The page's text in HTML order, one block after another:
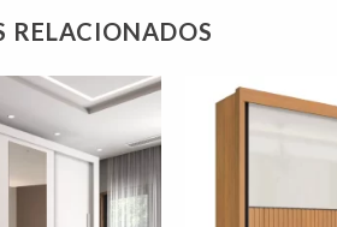
RELACIONADOS
Adicionar
à lista de
desejos"